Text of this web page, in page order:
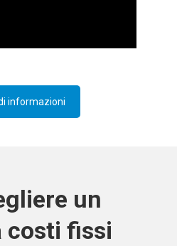
informazioni
un
costi fissi